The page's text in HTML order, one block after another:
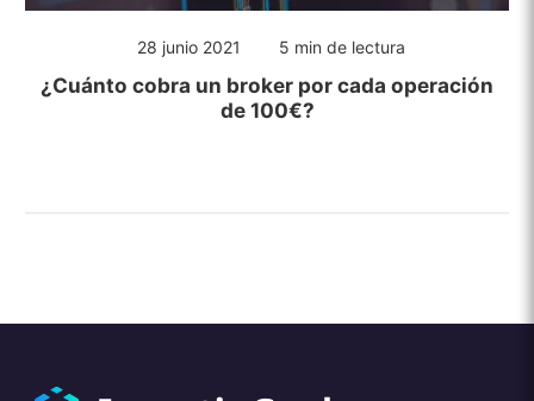
28 junio 2021 5 min de lectura
¿Cuánto cobra un broker por cada operación
de 100€?